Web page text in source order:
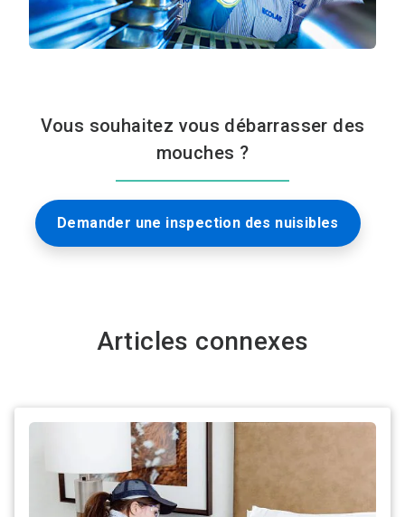
Vous souhaitez vous débarrasser des
mouches ?
Demander une inspection des nuisibles
Articles connexes